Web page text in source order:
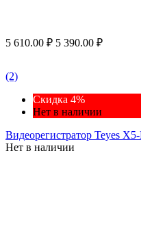
5 610.00 ₽ 5 390.00 ₽
(2)
Скидка 4%
Нет в наличии
Видеорегистратор Teyes
Нет в наличии